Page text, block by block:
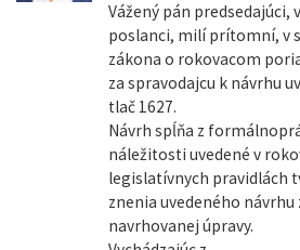
Vážený pán predsedajúci,
poslanci, milí prítomní, v
zákona o rokovacom
za spravodajcu k návrhu
tlač 1627.
Návrh spĺňa z
náležitosti uvedené v
legislatívnych pravidlách
znenia uvedeného
navrhovanej úpravy.